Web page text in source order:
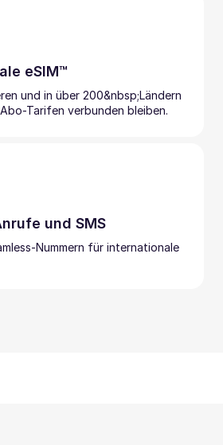
eSIM™
und in über 200&nbsp;Ländern
Tarifen verbunden bleiben.
und SMS
Nummern für internationale